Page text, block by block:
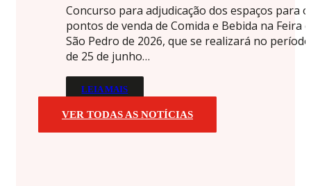
Concurso para adjudicação dos espaços para
pontos de venda de Comida e Bebida na Feira
São Pedro de 2026, que se realizará no período
de 25 de junho…
LEIA MAIS
VER TODAS AS NOTÍCIAS